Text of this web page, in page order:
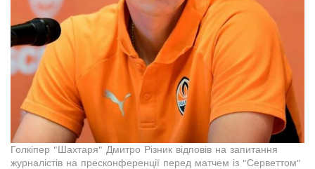
Голкіпер "Шахтаря" Дмитро Різник відповів на запитання
журналістів на пресконференції перед матчем із "Серветтом"